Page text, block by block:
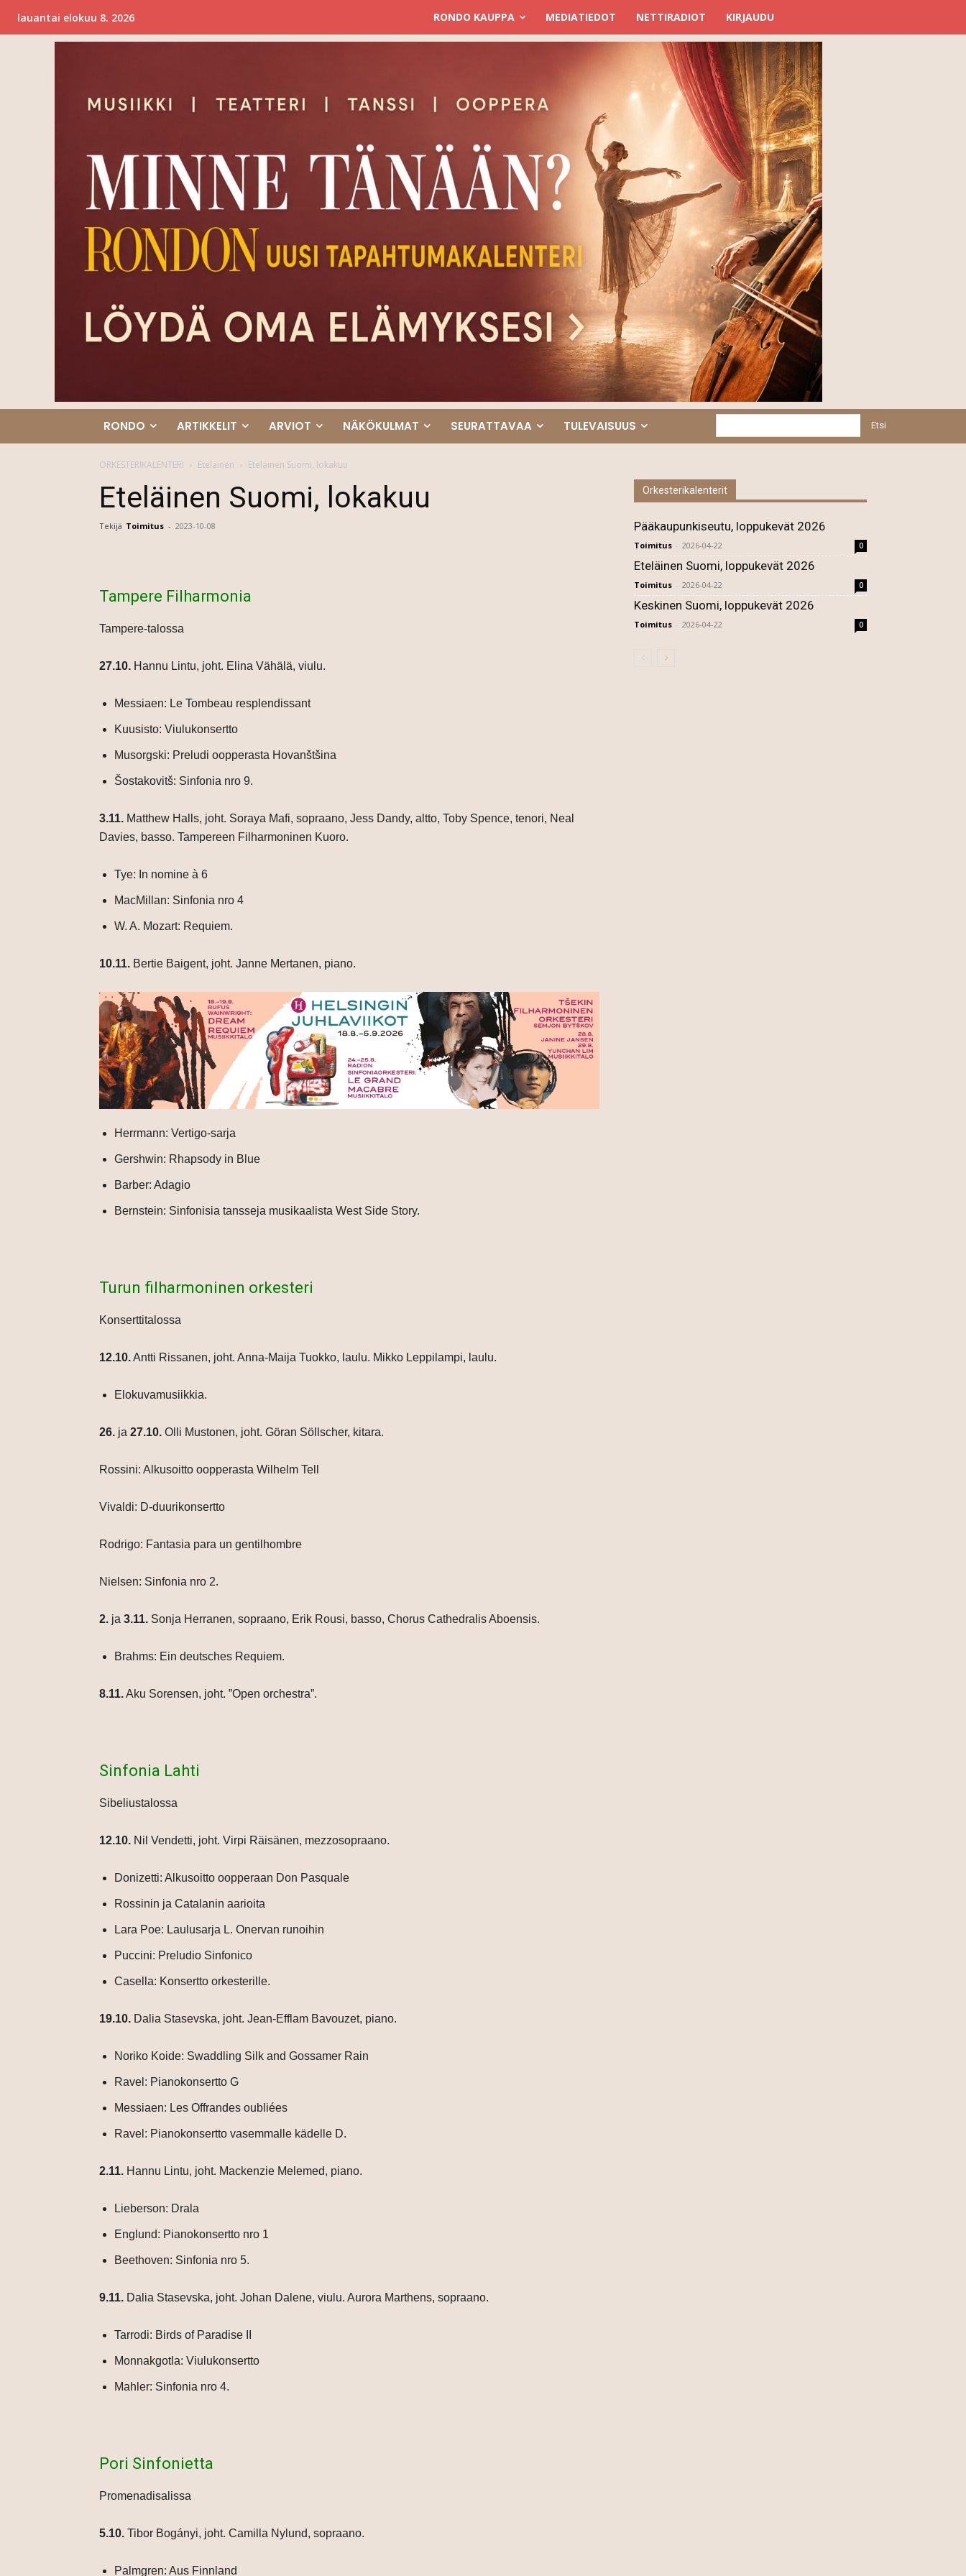
lauantai elokuu 8. 2026 RONDO KAUPPA MEDIATIEDOT NETTIRADIOT KIRJAUDU
RONDO ARTIKKELIT ARVIOT NÄKÖKULMAT SEURATTAVAA TULEVAISUUS Etsi
ORKESTERIKALENTERI Eteläinen Eteläinen Suomi, lokakuu
Eteläinen Suomi, lokakuu
Tekijä Toimitus - 2023-10-08
Tampere Filharmonia
Tampere-talossa
27.10. Hannu Lintu, joht. Elina Vähälä, viulu.
Messiaen: Le Tombeau resplendissant
Kuusisto: Viulukonsertto
Musorgski: Preludi oopperasta Hovanštšina
Šostakovitš: Sinfonia nro 9.
3.11. Matthew Halls, joht. Soraya Mafi, sopraano, Jess Dandy, altto, Toby Spence, tenori, Neal
Davies, basso. Tampereen Filharmoninen Kuoro.
Tye: In nomine à 6
MacMillan: Sinfonia nro 4
W. A. Mozart: Requiem.
10.11. Bertie Baigent, joht. Janne Mertanen, piano.
Herrmann: Vertigo-sarja
Gershwin: Rhapsody in Blue
Barber: Adagio
Bernstein: Sinfonisia tansseja musikaalista West Side Story.
Turun filharmoninen orkesteri
Konserttitalossa
12.10.Antti Rissanen, joht. Anna-Maija Tuokko, laulu. Mikko Leppilampi, laulu.
Elokuvamusiikkia.
26. ja 27.10. Olli Mustonen, joht. Göran Söllscher, kitara.
Rossini: Alkusoitto oopperasta Wilhelm Tell
Vivaldi: D-duurikonsertto
Rodrigo: Fantasia para un gentilhombre
Nielsen: Sinfonia nro 2.
2. ja 3.11. Sonja Herranen, sopraano, Erik Rousi, basso, Chorus Cathedralis Aboensis.
Brahms: Ein deutsches Requiem.
8.11.Aku Sorensen, joht. ”Open orchestra”.
Sinfonia Lahti
Sibeliustalossa
12.10. Nil Vendetti, joht. Virpi Räisänen, mezzosopraano.
Donizetti: Alkusoitto oopperaan Don Pasquale
Rossinin ja Catalanin aarioita
Lara Poe: Laulusarja L. Onervan runoihin
Puccini: Preludio Sinfonico
Casella: Konsertto orkesterille.
19.10. Dalia Stasevska, joht. Jean-Efflam Bavouzet, piano.
Noriko Koide: Swaddling Silk and Gossamer Rain
Ravel: Pianokonsertto G
Messiaen: Les Offrandes oubliées
Ravel: Pianokonsertto vasemmalle kädelle D.
2.11. Hannu Lintu, joht. Mackenzie Melemed, piano.
Lieberson: Drala
Englund: Pianokonsertto nro 1
Beethoven: Sinfonia nro 5.
9.11. Dalia Stasevska, joht. Johan Dalene, viulu. Aurora Marthens, sopraano.
Tarrodi: Birds of Paradise II
Monnakgotla: Viulukonsertto
Mahler: Sinfonia nro 4.
Pori Sinfonietta
Promenadisalissa
5.10. Tibor Bogányi, joht. Camilla Nylund, sopraano.
Palmgren: Aus Finnland
Orkesterikalenterit
Pääkaupunkiseutu, loppukevät 2026
Toimitus - 2026-04-22 0
Eteläinen Suomi, loppukevät 2026
Toimitus - 2026-04-22 0
Keskinen Suomi, loppukevät 2026
Toimitus - 2026-04-22 0